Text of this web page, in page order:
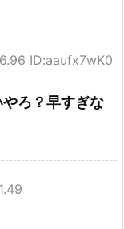
ID:aaufx7wK0
ろ？早すぎな